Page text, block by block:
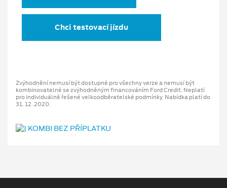
Chci testovací jízdu
Zvýhodnění nemusí být dostupné pro všechny verze a nemusí být
kombinovatelné se zvýhodněným financováním Ford Credit. Neplatí
pro individuálně řešené velkoodběratelské podmínky. Nabídka platí do
31. 12. 2020.